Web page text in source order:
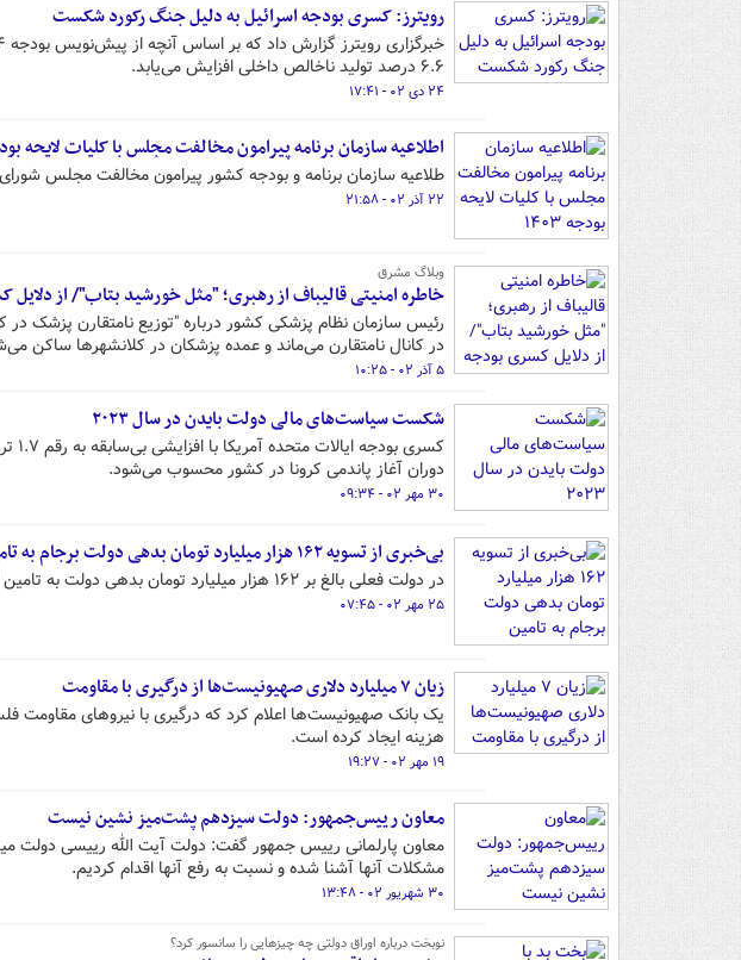
رویترز: کسری بودجه اسرائیل به دلیل جنگ رکورد شکست
۶.۶ درصد تولید ناخالص داخلی افزایش می‌یابد.
۲۴ دی ۰۲ - ۱۷:۴۱
اطلاعیه سازمان برنامه پیرامون مخالفت مجلس با کلیات لایحه بودجه
طلاعیه سازمان برنامه و بودجه کشور پیرامون مخالفت مجلس شورای اسلامی
۲۲ آذر ۰۲ - ۲۱:۵۸
وبلاگ مشرق
خاطره امنیتی قالیباف از رهبری؛ "مثل خورشید بتاب"/ از
رئیس سازمان نظام پزشکی کشور درباره "توزیع نامتقارن پزشک
در کانال نامتقارن می‌ماند و عمده پزشکان در کلانشهرها ساکن
۵ آذر ۰۲ - ۱۰:۲۵
شکست سیاست‌های مالی دولت بایدن در سال ۲۰۲۳
دوران آغاز پاندمی کرونا در کشور محسوب می‌شود.
۳۰ مهر ۰۲ - ۰۹:۳۴
بی‌خبری از تسویه ۱۶۲ هزار میلیارد تومان بدهی دولت برجام به تامین اجتماعی
در دولت فعلی بالغ بر ۱۶۲ هزار میلیارد تومان بدهی دولت به تامین اجتماعی تسویه شده است.
۲۵ مهر ۰۲ - ۰۷:۴۵
زیان ۷ میلیارد دلاری صهیونیست‌ها از درگیری با مقاومت
هزینه ایجاد کرده است.
۱۹ مهر ۰۲ - ۱۹:۲۷
معاون رییس‌جمهور: دولت سیزدهم پشت‌میز نشین نیست
مشکلات آنها آشنا شده و نسبت به رفع آنها اقدام کردیم.
۳۰ شهریور ۰۲ - ۱۳:۴۸
نوبخت درباره اوراق دولتی چه چیزهایی را سانسور کرد؟